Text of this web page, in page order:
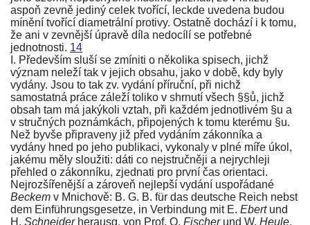
aspoň zevně jediný celek tvořící, leckde uvedena budou
mínění tvořící diametrální protivy. Ostatně dochází i k tomu,
že ani v zevnější úpravě díla nedocílí se potřebné
jednotnosti. 14
I. Především sluší se zmíniti o několika spisech, jichž
význam neleží tak v jejich obsahu, jako v době, kdy byly
vydány. Jsou to tak zv. vydání příruční, při nichž
samostatná práce záleží toliko v shrnutí všech §§ů, jichž
obsah tam má jakýkoli vztah, při každém jednotlivém §u a
v stručných poznámkách, připojených k tomu kterému §u.
Než byvše připraveny již před vydáním zákonníka a
vydány hned po jeho publikaci, vykonaly v plné míře úkol,
jakému měly sloužiti: dáti co nejstručněji a nejrychleji
přehled o zákonníku, zjednati pro první čas orientaci.
Nejrozšířenější a zároveň nejlepší vydání uspořádané
Beckem v Mnichově: B. G. B. für das deutsche Reich nebst
dem Einführungsgesetze, in Verbindung mit E. Ebert und
H. Schneider herausg. von Prof. O. Fischerund W. Heule,